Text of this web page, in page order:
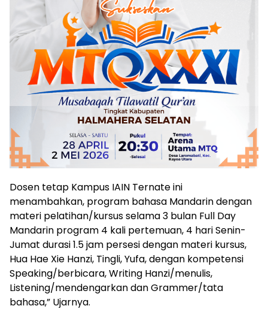
Dosen tetap Kampus IAIN Ternate ini
menambahkan, program bahasa Mandarin dengan
materi pelatihan/kursus selama 3 bulan Full Day
Mandarin program 4 kali pertemuan, 4 hari Senin-
Jumat durasi 1.5 jam persesi dengan materi kursus,
Hua Hae Xie Hanzi, Tingli, Yufa, dengan kompetensi
Speaking/berbicara, Writing Hanzi/menulis,
Listening/mendengarkan dan Grammer/tata
bahasa,” Ujarnya.